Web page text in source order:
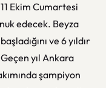
Ekim Cumartesi
edecek. Beyza
ve 6 yıldır
yıl Ankara
şampiyon